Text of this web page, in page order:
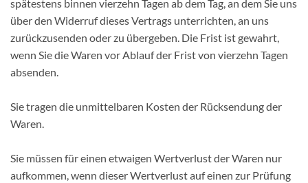
spätestens binnen vierzehn Tagen ab dem Tag, an dem Sie uns
über den Widerruf dieses Vertrags unterrichten, an uns
zurückzusenden oder zu übergeben. Die Frist ist gewahrt,
wenn Sie die Waren vor Ablauf der Frist von vierzehn Tagen
absenden.
Sie tragen die unmittelbaren Kosten der Rücksendung der
Waren.
Sie müssen für einen etwaigen Wertverlust der Waren nur
aufkommen, wenn dieser Wertverlust auf einen zur Prüfung